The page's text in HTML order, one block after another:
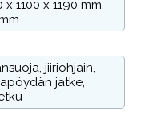
1100 x 1190 mm,
jiiriohjain,
jatke,